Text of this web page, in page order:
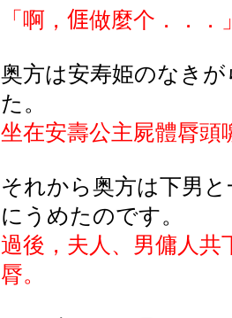
「啊， 𠊎做麼个．．．
奥方は安寿姫のなき
た 。
坐在安壽公主屍體脣頭
それから奥方は下男 と
にうめたのです。
過後，夫人、男傭人共
脣。